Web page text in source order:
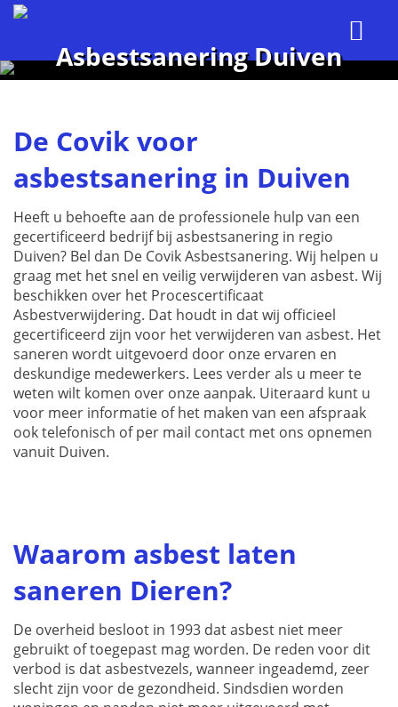
Asbestsanering Duiven
De Covik voor
asbestsanering in Duiven
Heeft u behoefte aan de professionele hulp van een
gecertificeerd bedrijf bij asbestsanering in regio
Duiven? Bel dan De Covik Asbestsanering. Wij helpen u
graag met het snel en veilig verwijderen van asbest. Wij
beschikken over het Procescertificaat
Asbestverwijdering. Dat houdt in dat wij officieel
gecertificeerd zijn voor het verwijderen van asbest. Het
saneren wordt uitgevoerd door onze ervaren en
deskundige medewerkers. Lees verder als u meer te
weten wilt komen over onze aanpak. Uiteraard kunt u
voor meer informatie of het maken van een afspraak
ook telefonisch of per mail contact met ons opnemen
vanuit Duiven.
Waarom asbest laten
saneren Dieren?
De overheid besloot in 1993 dat asbest niet meer
gebruikt of toegepast mag worden. De reden voor dit
verbod is dat asbestvezels, wanneer ingeademd, zeer
slecht zijn voor de gezondheid. Sindsdien worden